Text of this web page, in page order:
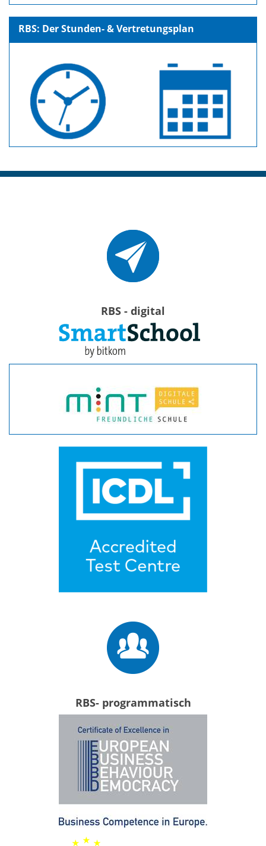
RBS: Der Stunden- & Vertretungsplan
RBS - digital
RBS- programmatisch